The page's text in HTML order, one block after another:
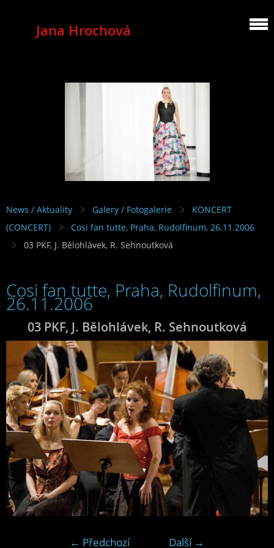
Jana Hrochová
MEZZOSOPRANO
News / Aktuality Galery / Fotogalerie
KONCERT
(CONCERT)
Cosi fan tutte, Praha, Rudolfinum, 26.11.2006
03 PKF, J. Bělohlávek, R. Sehnoutková
Cosi fan tutte, Praha, Rudolfinum,
26.11.2006
03 PKF, J. Bělohlávek, R. Sehnoutková
← Předchozí Další →